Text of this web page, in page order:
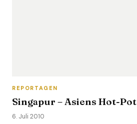
REPORTAGEN
Singapur – Asiens Hot-Pot
6. Juli 2010